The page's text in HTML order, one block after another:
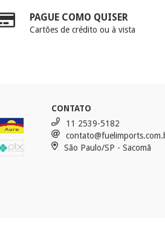
PAGUE COMO QUISER
Cartões de crédito ou à vista
CONTATO
11 2539-5182
São Paulo/SP - Sacomã